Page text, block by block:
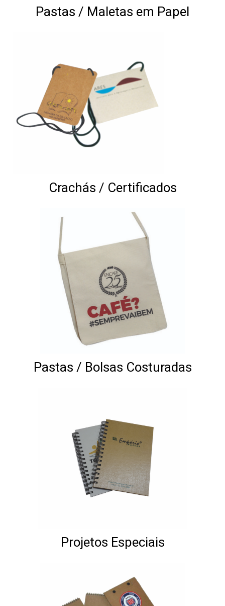
Pastas / Maletas em Papel
Crachás / Certificados
Pastas / Bolsas Costuradas
Projetos Especiais